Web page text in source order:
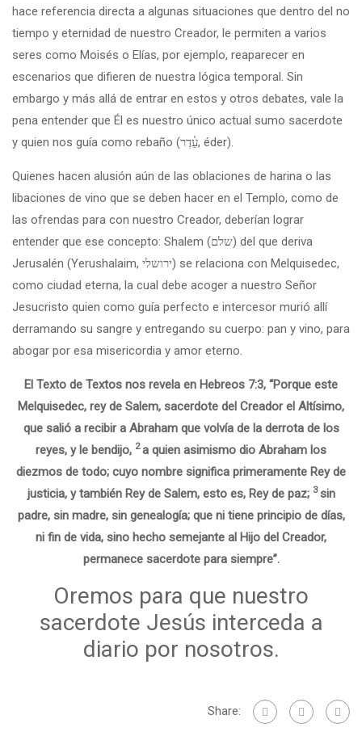
hace referencia directa a algunas situaciones que dentro del no
tiempo y eternidad de nuestro Creador, le permiten a varios
seres como Moisés o Elías, por ejemplo, reaparecer en
escenarios que difieren de nuestra lógica temporal. Sin
embargo y más allá de entrar en estos y otros debates, vale la
pena entender que Él es nuestro único actual sumo sacerdote
y quien nos guía como rebaño (עֵ֫דֶר, éder).
Quienes hacen alusión aún de las oblaciones de harina o las
libaciones de vino que se deben hacer en el Templo, como de
las ofrendas para con nuestro Creador, deberían lograr
entender que ese concepto: Shalem (שלם) del que deriva
Jerusalén (Yerushalaim, ירושלי) se relaciona con Melquisedec,
como ciudad eterna, la cual debe acoger a nuestro Señor
Jesucristo quien como guía perfecto e intercesor murió allí
derramando su sangre y entregando su cuerpo: pan y vino, para
abogar por esa misericordia y amor eterno.
El Texto de Textos nos revela en Hebreos 7:3, “Porque este
Melquisedec, rey de Salem, sacerdote del Creador el Altísimo,
que salió a recibir a Abraham que volvía de la derrota de los
reyes, y le bendijo, 2a quien asimismo dio Abraham los
diezmos de todo; cuyo nombre significa primeramente Rey de
justicia, y también Rey de Salem, esto es, Rey de paz; 3sin
padre, sin madre, sin genealogía; que ni tiene principio de días,
ni fin de vida, sino hecho semejante al Hijo del Creador,
permanece sacerdote para siempre”.
Oremos para que nuestro
sacerdote Jesús interceda a
diario por nosotros.
Share: